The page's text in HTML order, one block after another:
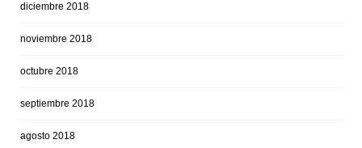
diciembre 2018
noviembre 2018
octubre 2018
septiembre 2018
agosto 2018